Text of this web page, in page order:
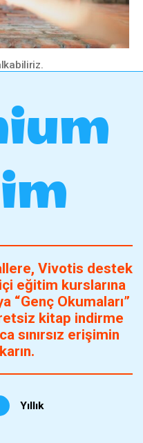
Vivotis destek
eğitim kurslarına
“Genç Okumaları”
kitap indirme
sınırsız erişimin
Yıllık